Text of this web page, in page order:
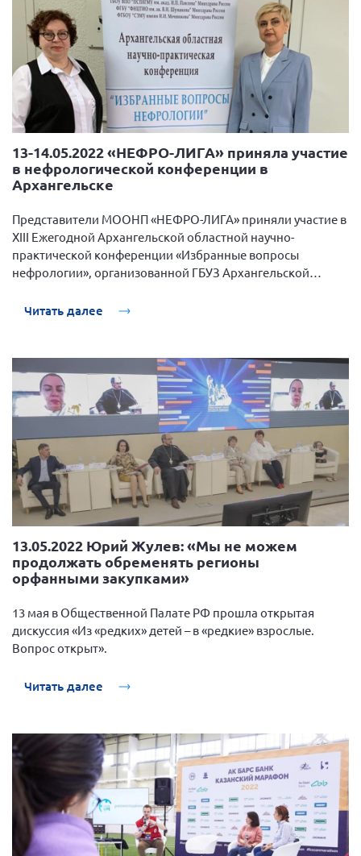
13-14.05.2022 «НЕФРО-ЛИГА» приняла участие
в нефрологической конференции в
Архангельске
Представители МООНП «НЕФРО-ЛИГА» приняли участие в
XIII Ежегодной Архангельской областной научно-
практической конференции «Избранные вопросы
нефрологии», организованной ГБУЗ Архангельской
Е.Е. Волосевич», и с докладами.
Читать далее
13.05.2022 Юрий Жулев: «Мы не можем
продолжать обременять регионы
орфанными закупками»
13 мая в Общественной Палате РФ прошла открытая
дискуссия «Из «редких» детей – в «редкие» взрослые.
Вопрос открыт».
Читать далее